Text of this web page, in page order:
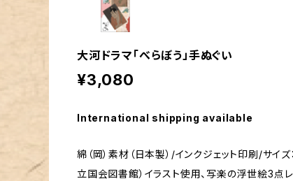
大河ドラマ「べらぼう」手ぬぐい
¥3,080
International shipping available
綿（岡）素材（日本製）/インクジェット印刷/サイ
立国会図書館）イラスト使用、写楽の浮世絵3点